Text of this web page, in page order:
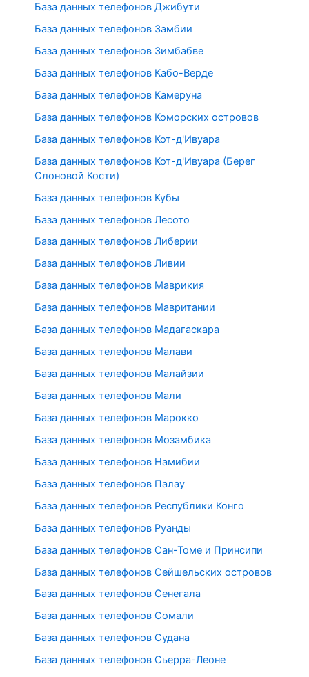
База данных телефонов Джибути
База данных телефонов Замбии
База данных телефонов Зимбабве
База данных телефонов Кабо-Верде
База данных телефонов Камеруна
База данных телефонов Коморских островов
База данных телефонов Кот-д'Ивуара
База данных телефонов Кот-д'Ивуара (Берег
Слоновой Кости)
База данных телефонов Кубы
База данных телефонов Лесото
База данных телефонов Либерии
База данных телефонов Ливии
База данных телефонов Маврикия
База данных телефонов Мавритании
База данных телефонов Мадагаскара
База данных телефонов Малави
База данных телефонов Малайзии
База данных телефонов Мали
База данных телефонов Марокко
База данных телефонов Мозамбика
База данных телефонов Намибии
База данных телефонов Палау
База данных телефонов Республики Конго
База данных телефонов Руанды
База данных телефонов Сан-Томе и Принсипи
База данных телефонов Сейшельских островов
База данных телефонов Сенегала
База данных телефонов Сомали
База данных телефонов Судана
База данных телефонов Сьерра-Леоне